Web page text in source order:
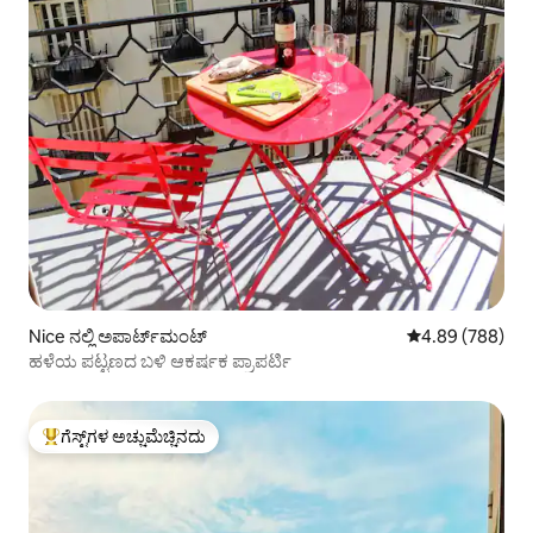
Nice ನಲ್ಲಿ ಅಪಾರ್ಟ್‌ಮಂಟ್ 5 ರಲ್ಲಿ 4.89
4.89 (788)
ಹಳೆಯ ಪಟ್ಟಣದ ಬಳಿ ಆಕರ್ಷಕ ಪ್ರಾಪರ್ಟಿ
ಗೆಸ್ಟ್‌ಗಳಿಗೆ ಅತಿ ಹೆಚ್ಚು ಅಚ್ಚುಮೆಚ್ಚಿನದು
ಗೆಸ್ಟ್‌ಗಳ ಅಚ್ಚುಮೆಚ್ಚಿನದು